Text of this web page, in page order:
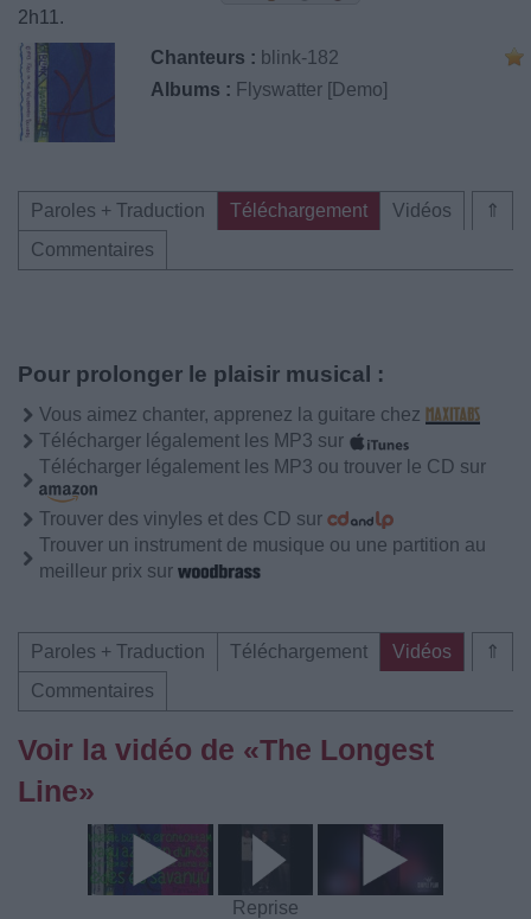
2h11.
Chanteurs : blink-182
Albums : Flyswatter [Demo]
⇑
Paroles + Traduction Téléchargement
Vidéos
Commentaires
Pour prolonger le plaisir musical :
Vous aimez chanter, apprenez la guitare chez
Télécharger légalement les MP3 sur
Télécharger légalement les MP3 ou trouver le CD sur
Trouver des vinyles et des CD sur
Trouver un instrument de musique ou une partition au
meilleur prix sur
⇑
Paroles + Traduction Téléchargement
Vidéos
Commentaires
Voir la vidéo de «The Longest
Line»
Reprise